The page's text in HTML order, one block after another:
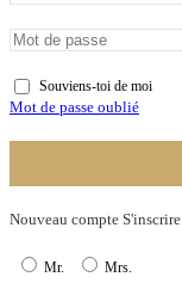
Souviens-toi de moi
Mot de passe oublié
Nouveau compte S'inscrire
Mr. Mrs.